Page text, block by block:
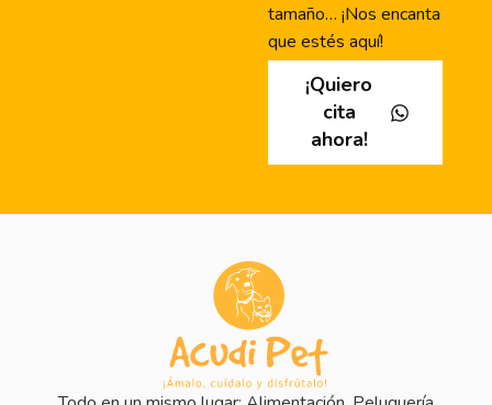
tamaño… ¡Nos encanta
que estés aquí!
¡Quiero
cita
ahora!